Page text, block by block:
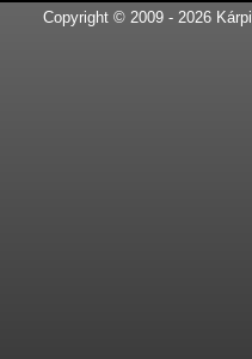
Copyright © 2009 - 2026